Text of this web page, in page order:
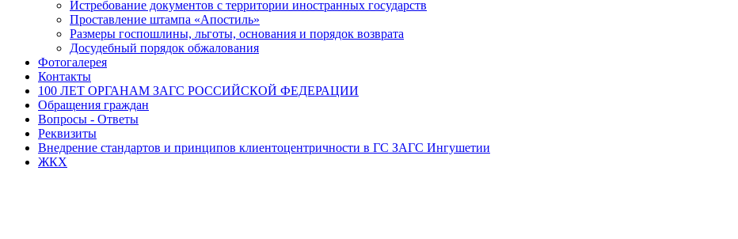
Истребование документов с территории иностранных государств
Проставление штампа «Апостиль»
Размеры госпошлины, льготы, основания и порядок возврата
Досудебный порядок обжалования
Фотогалерея
Контакты
100 ЛЕТ ОРГАНАМ ЗАГС РОССИЙСКОЙ ФЕДЕРАЦИИ
Обращения граждан
Вопросы - Ответы
Реквизиты
Внедрение стандартов и принципов клиентоцентричности в ГС ЗАГС Ингушетии
ЖКХ